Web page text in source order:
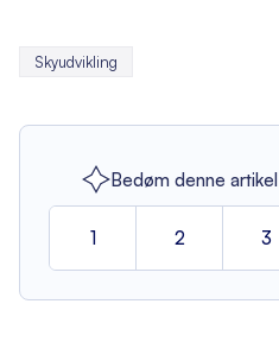
Skyudvikling
Bedøm denne artikel
1 2 3